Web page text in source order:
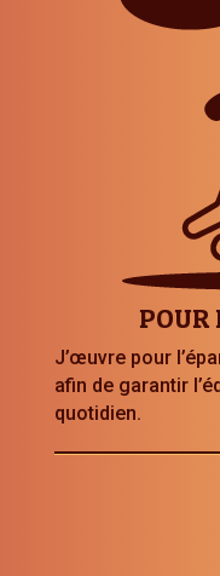
POUR
J’œuvre pour
afin de garantir
quotidien.